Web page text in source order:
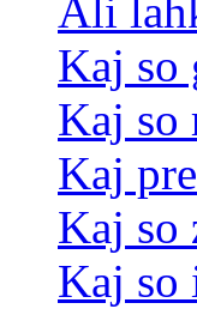
Ali
Kaj so
Kaj so
Kaj
Kaj so
Kaj so